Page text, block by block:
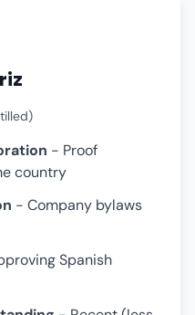
- Proof
country
- Company bylaws
Spanish